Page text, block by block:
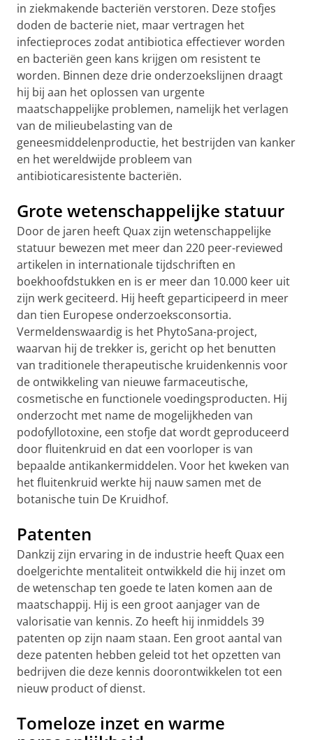
in ziekmakende bacteriën verstoren. Deze stofjes
doden de bacterie niet, maar vertragen het
infectieproces zodat antibiotica effectiever worden
en bacteriën geen kans krijgen om resistent te
worden. Binnen deze drie onderzoekslijnen draagt
hij bij aan het oplossen van urgente
maatschappelijke problemen, namelijk het verlagen
van de milieubelasting van de
geneesmiddelenproductie, het bestrijden van kanker
en het wereldwijde probleem van
antibioticaresistente bacteriën.
Grote wetenschappelijke statuur
Door de jaren heeft Quax zijn wetenschappelijke
statuur bewezen met meer dan 220 peer-reviewed
artikelen in internationale tijdschriften en
boekhoofdstukken en is er meer dan 10.000 keer uit
zijn werk geciteerd. Hij heeft geparticipeerd in meer
dan tien Europese onderzoeksconsortia.
Vermeldenswaardig is het PhytoSana-project,
waarvan hij de trekker is, gericht op het benutten
van traditionele therapeutische kruidenkennis voor
de ontwikkeling van nieuwe farmaceutische,
cosmetische en functionele voedingsproducten. Hij
onderzocht met name de mogelijkheden van
podofyllotoxine, een stofje dat wordt geproduceerd
door fluitenkruid en dat een voorloper is van
bepaalde antikankermiddelen. Voor het kweken van
het fluitenkruid werkte hij nauw samen met de
botanische tuin De Kruidhof.
Patenten
Dankzij zijn ervaring in de industrie heeft Quax een
doelgerichte mentaliteit ontwikkeld die hij inzet om
de wetenschap ten goede te laten komen aan de
maatschappij. Hij is een groot aanjager van de
valorisatie van kennis. Zo heeft hij inmiddels 39
patenten op zijn naam staan. Een groot aantal van
deze patenten hebben geleid tot het opzetten van
bedrijven die deze kennis doorontwikkelen tot een
nieuw product of dienst.
Tomeloze inzet en warme